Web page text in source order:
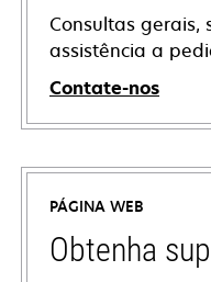
Consultas gerais,
assistência a
Contate-nos
PÁGINA WEB
Obtenha